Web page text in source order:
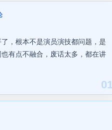
，根本不是演员演技都问题，是
有点不融合，废话太多，都在讲